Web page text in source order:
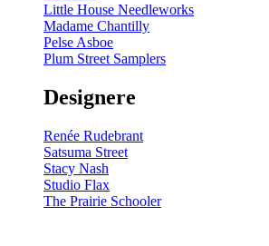
Little House Needleworks
Madame Chantilly
Pelse Asboe
Plum Street Samplers
Designere
Renée Rudebrant
Satsuma Street
Stacy Nash
Studio Flax
The Prairie Schooler